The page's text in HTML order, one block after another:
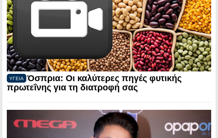
ΥΓΕΙΑ
Όσπρια: Οι καλύτερες πηγές φυτικής
πρωτεΐνης για τη διατροφή σας